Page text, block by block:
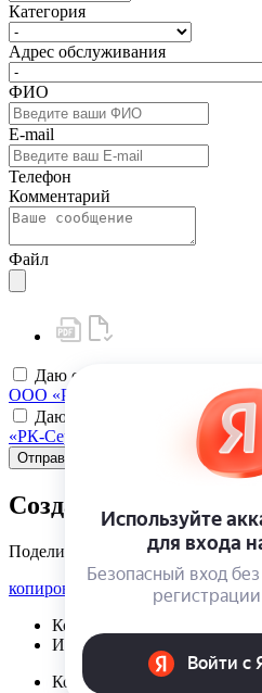
Категория
Адрес обслуживания
ФИО
E-mail
Телефон
Комментарий
Файл
Даю своё
согласие на
ООО «РК-Сервис»
Даю своё
согласие на
«РК-Сервис»
Отправить
Создать карту
Поделиться
копировать ссылку
Корзина | {{
Избранное | {{
Корзина | {{